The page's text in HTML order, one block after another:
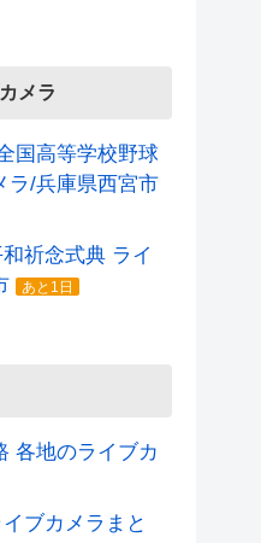
メラ
国高等学校野球
ラ/兵庫県西宮市
祈念式典 ライ
あと1日
各地のライブカ
ブカメラまと